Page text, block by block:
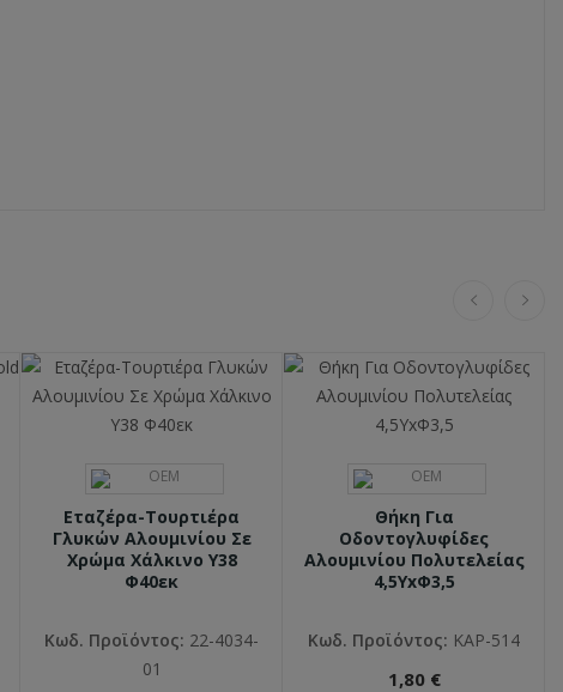
Εταζέρα-Τουρτιέρα
Γλυκών Αλουμινίου Σε
Χρώμα Χάλκινο Υ38
Φ40εκ
Κωδ. Προϊόντος: 22-4034-
01
Θήκη Για
Οδοντογλυφίδες
Αλουμινίου Πολυτελείας
4,5ΥxΦ3,5
Κωδ. Προϊόντος: ΚΑΡ-514
1,80 €